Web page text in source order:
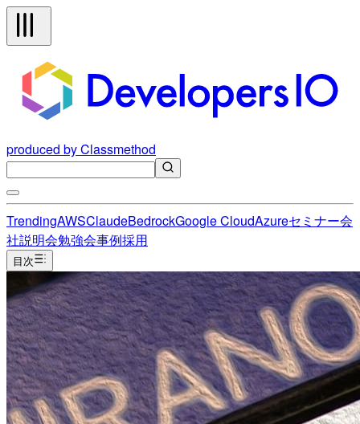
produced by Classmethod
TrendingAWSClaudeBedrockGoogle CloudAzureセミナー会
社説明会勉強会事例採用
目次